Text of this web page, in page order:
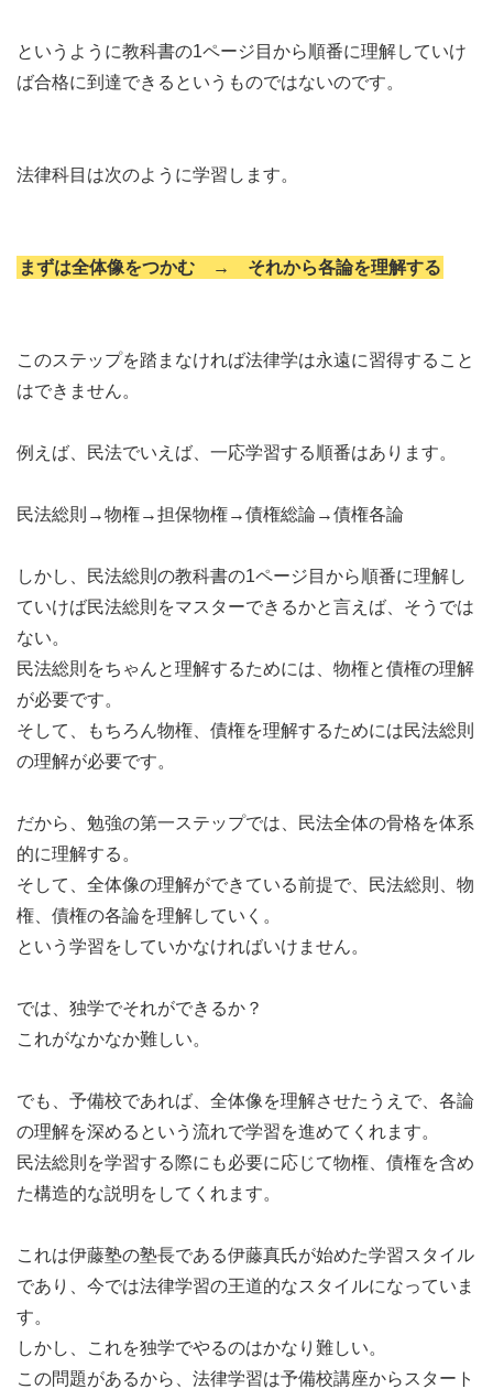
というように教科書の1ページ目から順番に理解していけ
ば合格に到達できるというものではないのです。
法律科目は次のように学習します。
まずは全体像をつかむ → それから各論を理解する
このステップを踏まなければ法律学は永遠に習得すること
はできません。
例えば、民法でいえば、一応学習する順番はあります。
民法総則→物権→担保物権→債権総論→債権各論
しかし、民法総則の教科書の1ページ目から順番に理解し
ていけば民法総則をマスターできるかと言えば、そうでは
ない。
民法総則をちゃんと理解するためには、物権と債権の理解
が必要です。
そして、もちろん物権、債権を理解するためには民法総則
の理解が必要です。
だから、勉強の第一ステップでは、民法全体の骨格を体系
的に理解する。
そして、全体像の理解ができている前提で、民法総則、物
権、債権の各論を理解していく。
という学習をしていかなければいけません。
では、独学でそれができるか？
これがなかなか難しい。
でも、予備校であれば、全体像を理解させたうえで、各論
の理解を深めるという流れで学習を進めてくれます。
民法総則を学習する際にも必要に応じて物権、債権を含め
た構造的な説明をしてくれます。
これは伊藤塾の塾長である伊藤真氏が始めた学習スタイル
であり、今では法律学習の王道的なスタイルになっていま
す。
しかし、これを独学でやるのはかなり難しい。
この問題があるから、法律学習は予備校講座からスタート